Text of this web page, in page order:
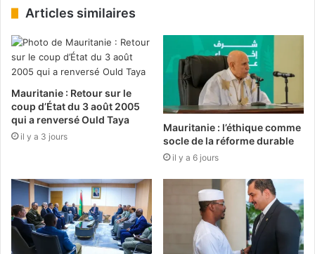
Articles similaires
Mauritanie : Retour sur le
coup d’État du 3 août 2005
qui a renversé Ould Taya
il y a 3 jours
Mauritanie : l’éthique comme
socle de la réforme durable
il y a 6 jours